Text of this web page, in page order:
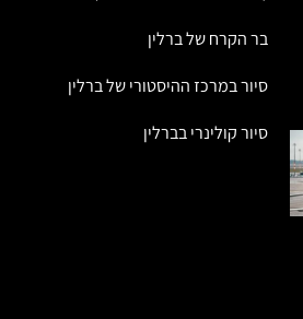
בר הקרח של ברלין
סיור במרכז ההיסטורי של ברלין
סיור קולינרי בברלין